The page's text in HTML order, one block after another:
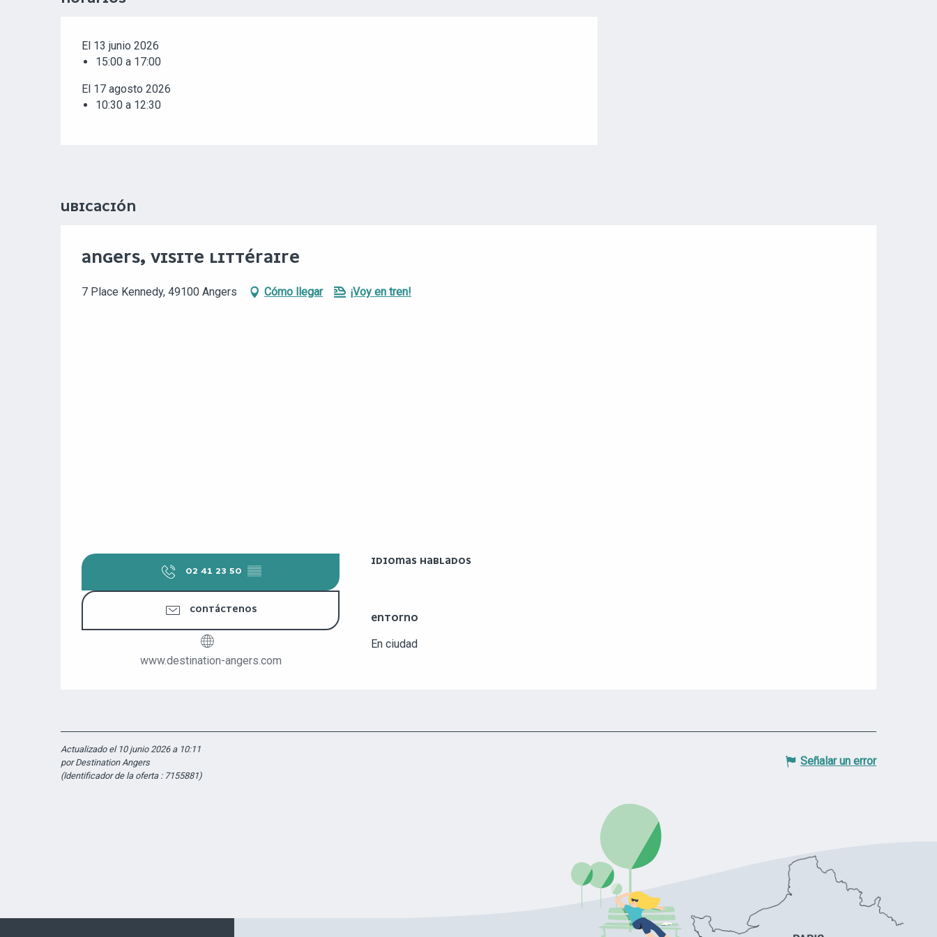
El 13 junio 2026
15:00 a 17:00
El 17 agosto 2026
10:30 a 12:30
UBICACIÓN
ANGERS, VISITE LITTÉRAIRE
7 Place Kennedy, 49100 Angers Cómo llegar ¡Voy en tren!
02 41 23 50 ▒▒
CONTÁCTENOS
www.destination-angers.com
IDIOMAS HABLADOS
IDIOMAS HABLADOS
ENTORNO
ENTORNO
En ciudad
Actualizado el 10 junio 2026 a 10:11
por Destination Angers
(Identificador de la oferta : 7155881)
Señalar un error